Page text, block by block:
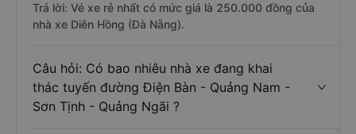
Trả lời: Vé xe rẻ nhất có mức giá là 250.000 đồng của
nhà xe Diên Hồng (Đà Nẵng).
Câu hỏi: Có bao nhiêu nhà xe đang khai
thác tuyến đường Điện Bàn - Quảng Nam -
Sơn Tịnh - Quảng Ngãi ?